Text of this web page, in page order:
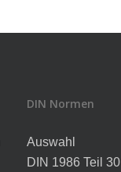
DIN Normen
Auswahl
DIN 1986 Teil 30